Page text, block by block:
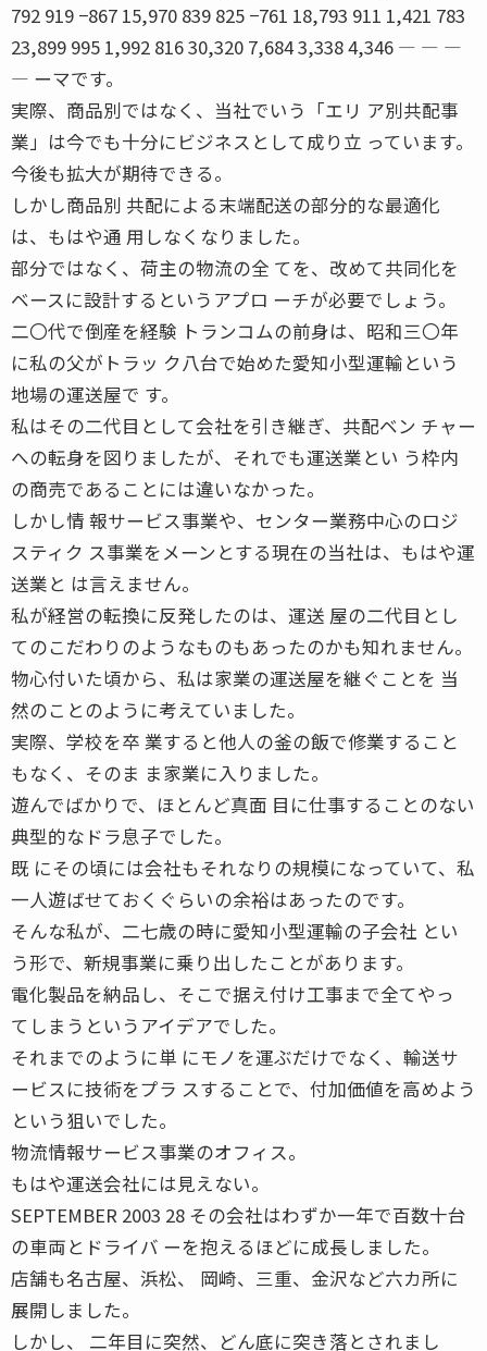
792 919 −867 15,970 839 825 −761 18,793 911 1,421 783
23,899 995 1,992 816 30,320 7,684 3,338 4,346 ― ― ―
― ーマです。
実際、商品別ではなく、当社でいう「エリ ア別共配事
業」は今でも十分にビジネスとして成り立 っています。
今後も拡大が期待できる。
しかし商品別 共配による末端配送の部分的な最適化
は、もはや通 用しなくなりました。
部分ではなく、荷主の物流の全 てを、改めて共同化を
ベースに設計するというアプロ ーチが必要でしょう。
二〇代で倒産を経験 トランコムの前身は、昭和三〇年
に私の父がトラッ ク八台で始めた愛知小型運輸という
地場の運送屋で す。
私はその二代目として会社を引き継ぎ、共配ベン チャー
への転身を図りましたが、それでも運送業とい う枠内
の商売であることには違いなかった。
しかし情 報サービス事業や、センター業務中心のロジ
スティク ス事業をメーンとする現在の当社は、もはや運
送業と は言えません。
私が経営の転換に反発したのは、運送 屋の二代目とし
てのこだわりのようなものもあったのかも知れません。
物心付いた頃から、私は家業の運送屋を継ぐことを 当
然のことのように考えていました。
実際、学校を卒 業すると他人の釜の飯で修業すること
もなく、そのま ま家業に入りました。
遊んでばかりで、ほとんど真面 目に仕事することのない
典型的なドラ息子でした。
既 にその頃には会社もそれなりの規模になっていて、私
一人遊ばせておくぐらいの余裕はあったのです。
そんな私が、二七歳の時に愛知小型運輸の子会社 とい
う形で、新規事業に乗り出したことがあります。
電化製品を納品し、そこで据え付け工事まで全てやっ
てしまうというアイデアでした。
それまでのように単 にモノを運ぶだけでなく、輸送サ
ービスに技術をプラ スすることで、付加価値を高めよう
という狙いでした。
物流情報サービス事業のオフィス。
もはや運送会社には見えない。
SEPTEMBER 2003 28 その会社はわずか一年で百数十台
の車両とドライバ ーを抱えるほどに成長しました。
店舗も名古屋、浜松、 岡崎、三重、金沢など六カ所に
展開しました。
しかし、 二年目に突然、どん底に突き落とされまし